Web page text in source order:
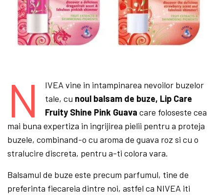
N
IVEA vine in intampinarea nevoilor buzelor
tale, cu noul balsam de buze, Lip Care
Fruity Shine Pink Guava care foloseste cea
mai buna expertiza in ingrijirea pielii pentru a proteja
buzele, combinand-o cu aroma de guava roz si cu o
stralucire discreta, pentru a-ti colora vara.
Balsamul de buze este precum parfumul, tine de
preferinta fiecareia dintre noi, astfel ca NIVEA iti